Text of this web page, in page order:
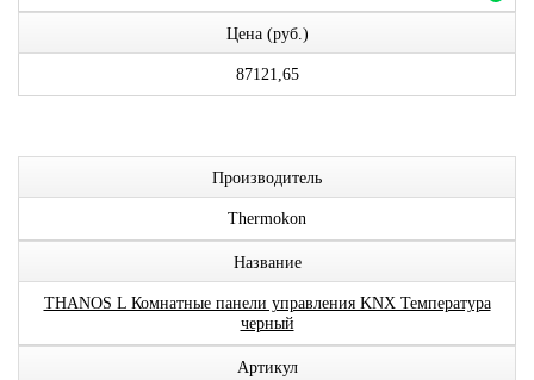
Цена (руб.)
87121,65
Производитель
Thermokon
Название
THANOS L Комнатные панели управления KNX Температура
черный
Артикул